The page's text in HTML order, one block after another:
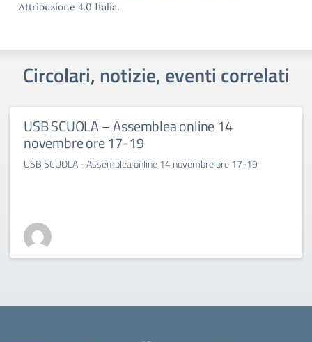
Attribuzione 4.0 Italia.
Circolari, notizie, eventi correlati
USB SCUOLA – Assemblea online 14
novembre ore 17-19
USB SCUOLA - Assemblea online 14 novembre ore 17-19